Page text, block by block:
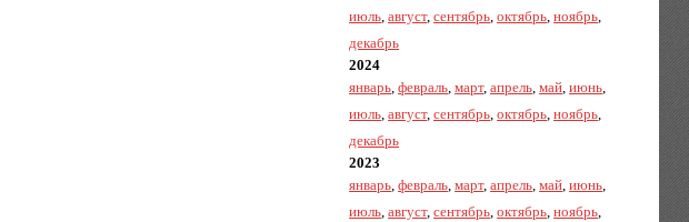
июль,август,сентябрь,октябрь,ноябрь,
декабрь
2024
январь,февраль,март,апрель,май,июнь,
июль,август,сентябрь,октябрь,ноябрь,
декабрь
2023
январь,февраль,март,апрель,май,июнь,
июль,август,сентябрь,октябрь,ноябрь,